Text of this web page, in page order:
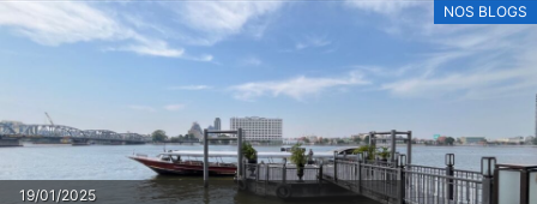
NOS BLOGS
19/01/2025